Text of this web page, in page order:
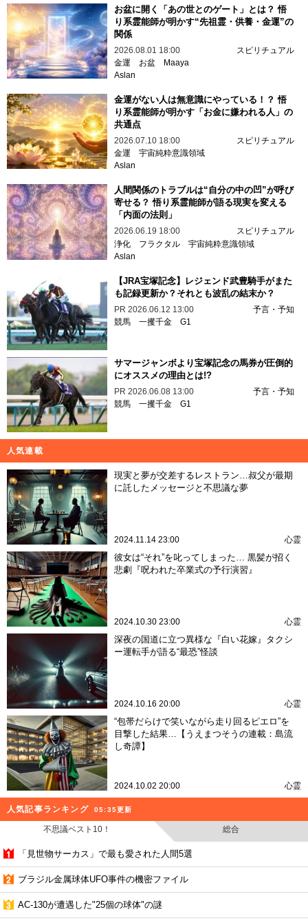
お盆に開く「あの世とのゲート」とは？ 悟
り系霊能師が明かす“先祖霊・供養・金運”の
関係
2026.08.01 18:00
スピリチュアル
金運
お盆
Maaya
Aslan
金運がない人は無意識にやっている！？ 悟
り系霊能師が明かす「お金に嫌われる人」の
共通点
2026.07.10 18:00
スピリチュアル
金運 宇宙純粋意識領域
Aslan
人間関係のトラブルは“自分の中の凹”が呼び
寄せる？ 悟り系霊能師が語る現実を変える
「内面の法則」
2026.06.19 18:00
スピリチュアル
浄化
フラクタル 宇宙純粋意識領域
Aslan
【JRA宝塚記念】レジェンド武豊騎手がまた
も記録更新か？それとも波乱の結末か？
PR 2026.06.12 13:00
予言・予知
競馬 一攫千金 G1
サマージャンボより宝塚記念の馬券が圧倒的
にオススメの理由とは!?
PR 2026.06.08 13:00
予言・予知
競馬 一攫千金 G1
人気連載
現実と夢が交差するレストラン…叔父が最期
に託したメッセージと不思議な夢
2024.11.14 23:00 心霊
彼女は“それ”を叱ってしまった… 黒髪が招く
悲劇『呪われた卒業式の予行演習』
2024.10.30 23:00 心霊
深夜の国道に立つ異様な『白い花嫁』タクシ
ー運転手が語る“最恐”怪談
2024.10.16 20:00 心霊
“包帯だらけで笑いながら走り回るピエロ”を
目撃した結果…【うえまつそうの連載：島流
し奇譚】
2024.10.02 20:00 心霊
人気記事ランキング 05:35更新
不思議ベスト10！ 総合
「見世物サーカス」で最も愛された人間5選
ブラジル金属球体UFO事件の機密ファイル
AC-130が遭遇した"25個の球体"の謎